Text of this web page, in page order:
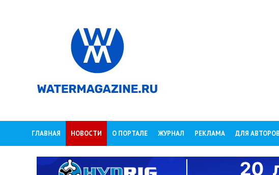
ГЛАВНАЯ НОВОСТИ О ПОРТАЛЕ ЖУРНАЛ РЕКЛАМА ДЛЯ АВТОРОВ